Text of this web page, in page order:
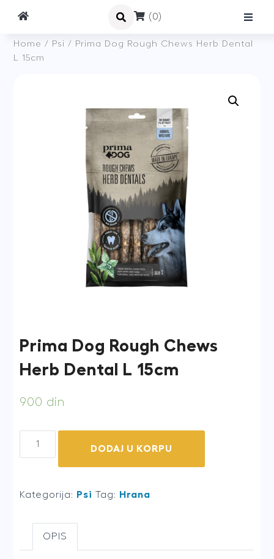
(0)
Home / Psi / Prima Dog Rough Chews Herb Dental
L 15cm
Prima Dog Rough Chews
Herb Dental L 15cm
900 din
15cm
DODAJ U KORPU
Kategorija: Psi Tag: Hrana
OPIS